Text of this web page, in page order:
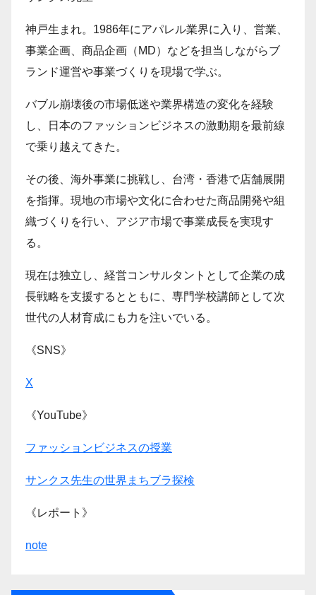
神戸生まれ。1986年にアパレル業界に入り、営業、
事業企画、商品企画（MD）などを担当しながらブ
ランド運営や事業づくりを現場で学ぶ。
バブル崩壊後の市場低迷や業界構造の変化を経験
し、日本のファッションビジネスの激動期を最前線
で乗り越えてきた。
その後、海外事業に挑戦し、台湾・香港で店舗展開
を指揮。現地の市場や文化に合わせた商品開発や組
織づくりを行い、アジア市場で事業成長を実現す
る。
現在は独立し、経営コンサルタントとして企業の成
長戦略を支援するとともに、専門学校講師として次
世代の人材育成にも力を注いでいる。
《SNS》
X
《YouTube》
ファッションビジネスの授業
サンクス先生の世界まちブラ探検
《レポート》
note